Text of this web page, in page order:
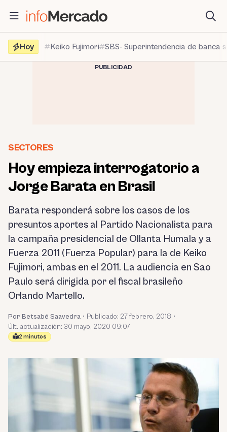
contenido
Hoy
Keiko Fujimori SBS- Superintendencia de banca
PUBLICIDAD
SECTORES
Hoy empieza interrogatorio a
Jorge Barata en Brasil
Barata responderá sobre los casos de los
presuntos aportes al Partido Nacionalista para
la campaña presidencial de Ollanta Humala y a
Fuerza 2011 (Fuerza Popular) para la de Keiko
Fujimori, ambas en el 2011. La audiencia en Sao
Paulo será dirigida por el fiscal brasileño
Orlando Martello.
Por Betsabé Saavedra • Publicado: 27 febrero, 2018 •
Últ. actualización: 30 mayo, 2020 09:07
2 minutos